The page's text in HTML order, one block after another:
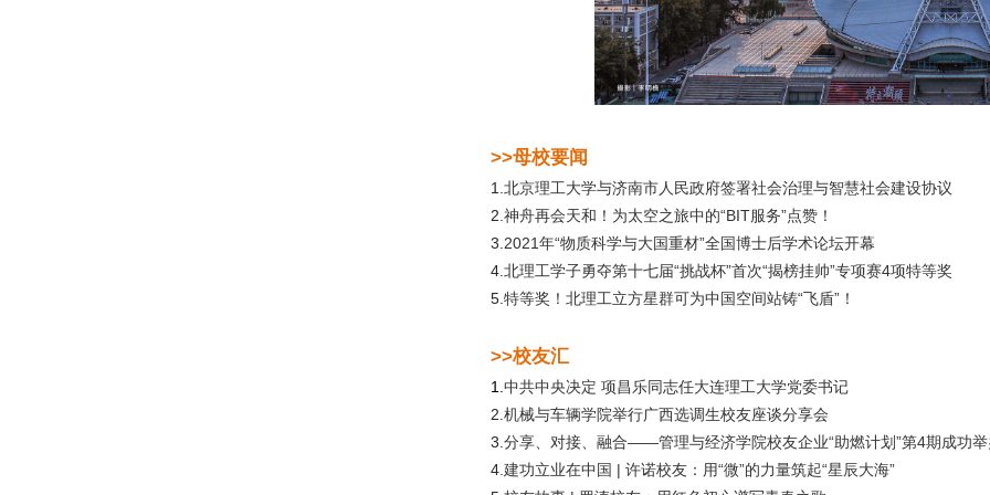
>>母校要闻
1. 北京理工大学与济南市人民政府签署社会治理与智慧社会建设协议
2. 神舟再会天和！为太空之旅中的“BIT服务”点赞！
3. 2021年“物质科学与大国重材”全国博士后学术论坛开幕
4. 北理工学子勇夺第十七届“挑战杯”首次“揭榜挂帅”专项赛4项特等奖
5. 特等奖！北理工立方星群可为中国空间站铸“飞盾”！
>>校友汇
1. 中共中央决定 项昌乐同志任大连理工大学党委书记
2. 机械与车辆学院举行广西选调生校友座谈分享会
3. 分享、对接、融合——管理与经济学院校友企业“助燃计划”第4期成功
4. 建功立业在中国 | 许诺校友：用“微”的力量筑起“星辰大海”